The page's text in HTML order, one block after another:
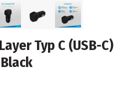
Typ C (USB-C)